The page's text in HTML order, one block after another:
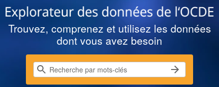
Explorateur des données de
Trouvez, comprenez et utilisez les données
dont vous avez besoin